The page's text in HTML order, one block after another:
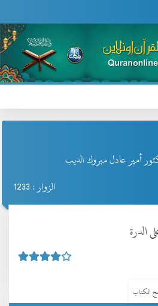
أمير عادل مبروك الديب
الزوار : 1233
الدرة
الكتاب